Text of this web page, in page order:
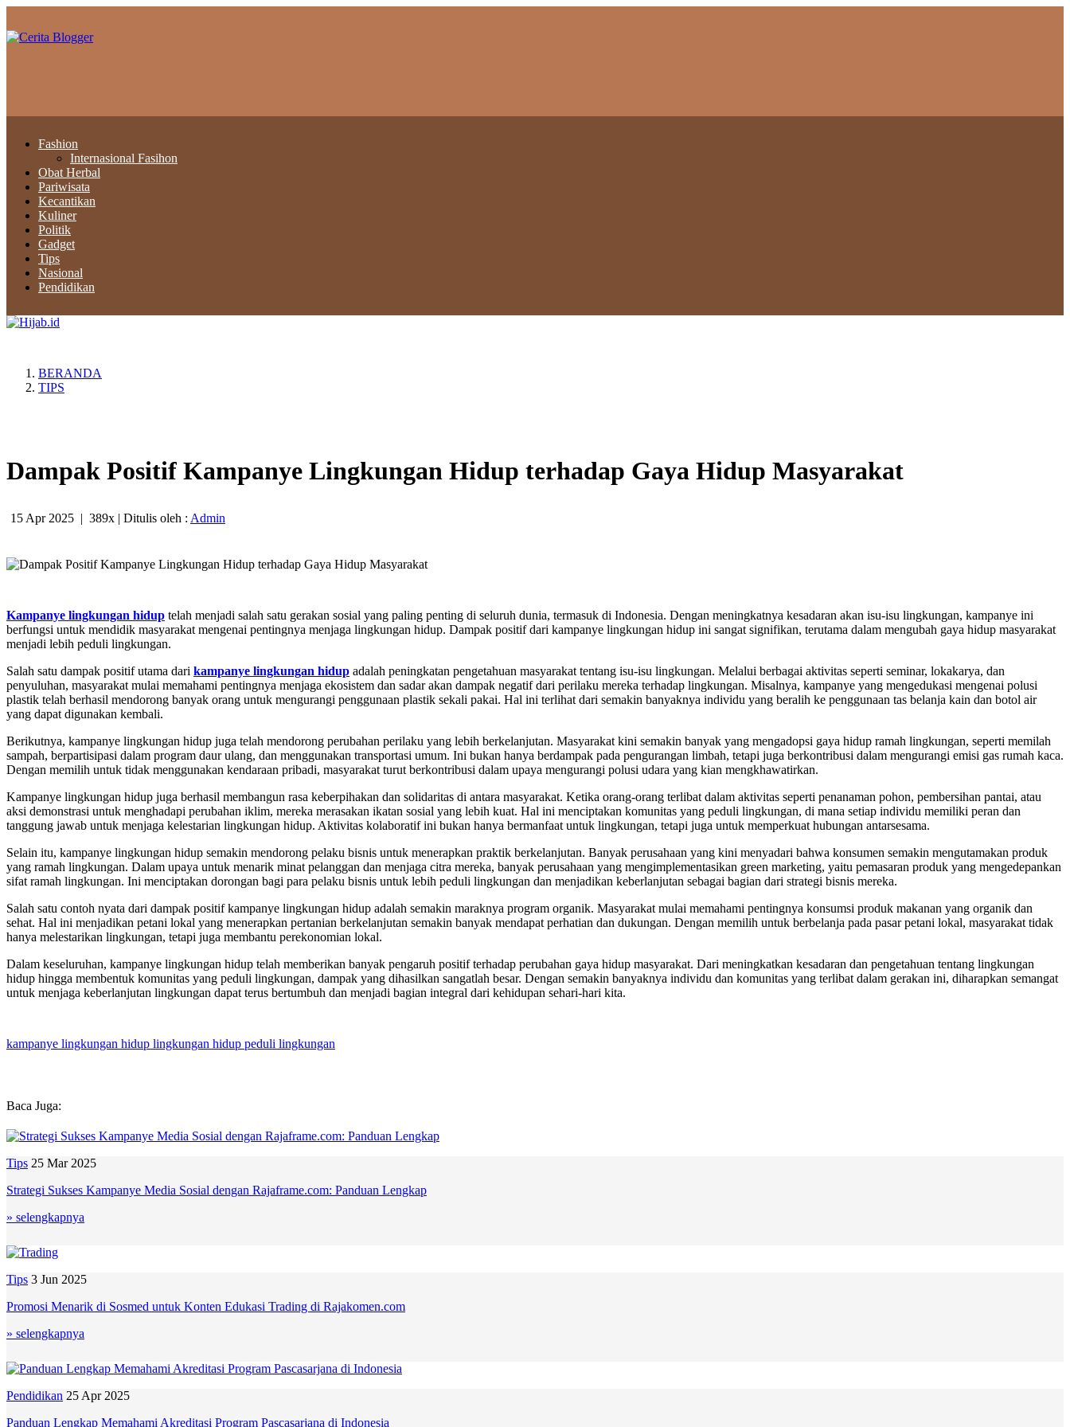
Fashion
Internasional Fasihon
Obat Herbal
Pariwisata
Kecantikan
Kuliner
Politik
Gadget
Tips
Nasional
Pendidikan
BERANDA
TIPS
Dampak Positif Kampanye Lingkungan Hidup terhadap Gaya Hidup Masyarakat
15 Apr 2025 | 389x | Ditulis oleh : Admin
Kampanye lingkungan hidup telah menjadi salah satu gerakan sosial yang paling penting di seluruh dunia, termasuk di Indonesia. Dengan meningkatnya kesadaran akan isu-isu lingkungan, kampanye ini
berfungsi untuk mendidik masyarakat mengenai pentingnya menjaga lingkungan hidup. Dampak positif dari kampanye lingkungan hidup ini sangat signifikan, terutama dalam mengubah gaya hidup masyarakat
menjadi lebih peduli lingkungan.
Salah satu dampak positif utama dari kampanye lingkungan hidup adalah peningkatan pengetahuan masyarakat tentang isu-isu lingkungan. Melalui berbagai aktivitas seperti seminar, lokakarya, dan
penyuluhan, masyarakat mulai memahami pentingnya menjaga ekosistem dan sadar akan dampak negatif dari perilaku mereka terhadap lingkungan. Misalnya, kampanye yang mengedukasi mengenai polusi
plastik telah berhasil mendorong banyak orang untuk mengurangi penggunaan plastik sekali pakai. Hal ini terlihat dari semakin banyaknya individu yang beralih ke penggunaan tas belanja kain dan botol air
yang dapat digunakan kembali.
Berikutnya, kampanye lingkungan hidup juga telah mendorong perubahan perilaku yang lebih berkelanjutan. Masyarakat kini semakin banyak yang mengadopsi gaya hidup ramah lingkungan, seperti memilah
sampah, berpartisipasi dalam program daur ulang, dan menggunakan transportasi umum. Ini bukan hanya berdampak pada pengurangan limbah, tetapi juga berkontribusi dalam mengurangi emisi gas rumah kaca.
Dengan memilih untuk tidak menggunakan kendaraan pribadi, masyarakat turut berkontribusi dalam upaya mengurangi polusi udara yang kian mengkhawatirkan.
Kampanye lingkungan hidup juga berhasil membangun rasa keberpihakan dan solidaritas di antara masyarakat. Ketika orang-orang terlibat dalam aktivitas seperti penanaman pohon, pembersihan pantai, atau
aksi demonstrasi untuk menghadapi perubahan iklim, mereka merasakan ikatan sosial yang lebih kuat. Hal ini menciptakan komunitas yang peduli lingkungan, di mana setiap individu memiliki peran dan
tanggung jawab untuk menjaga kelestarian lingkungan hidup. Aktivitas kolaboratif ini bukan hanya bermanfaat untuk lingkungan, tetapi juga untuk memperkuat hubungan antarsesama.
Selain itu, kampanye lingkungan hidup semakin mendorong pelaku bisnis untuk menerapkan praktik berkelanjutan. Banyak perusahaan yang kini menyadari bahwa konsumen semakin mengutamakan produk
yang ramah lingkungan. Dalam upaya untuk menarik minat pelanggan dan menjaga citra mereka, banyak perusahaan yang mengimplementasikan green marketing, yaitu pemasaran produk yang mengedepankan
sifat ramah lingkungan. Ini menciptakan dorongan bagi para pelaku bisnis untuk lebih peduli lingkungan dan menjadikan keberlanjutan sebagai bagian dari strategi bisnis mereka.
Salah satu contoh nyata dari dampak positif kampanye lingkungan hidup adalah semakin maraknya program organik. Masyarakat mulai memahami pentingnya konsumsi produk makanan yang organik dan
sehat. Hal ini menjadikan petani lokal yang menerapkan pertanian berkelanjutan semakin banyak mendapat perhatian dan dukungan. Dengan memilih untuk berbelanja pada pasar petani lokal, masyarakat tidak
hanya melestarikan lingkungan, tetapi juga membantu perekonomian lokal.
Dalam keseluruhan, kampanye lingkungan hidup telah memberikan banyak pengaruh positif terhadap perubahan gaya hidup masyarakat. Dari meningkatkan kesadaran dan pengetahuan tentang lingkungan
hidup hingga membentuk komunitas yang peduli lingkungan, dampak yang dihasilkan sangatlah besar. Dengan semakin banyaknya individu dan komunitas yang terlibat dalam gerakan ini, diharapkan semangat
untuk menjaga keberlanjutan lingkungan dapat terus bertumbuh dan menjadi bagian integral dari kehidupan sehari-hari kita.
kampanye lingkungan hidup lingkungan hidup peduli lingkungan
Baca Juga:
Tips 25 Mar 2025
Strategi Sukses Kampanye Media Sosial dengan Rajaframe.com: Panduan Lengkap
» selengkapnya
Tips 3 Jun 2025
Promosi Menarik di Sosmed untuk Konten Edukasi Trading di Rajakomen.com
» selengkapnya
Pendidikan 25 Apr 2025
Panduan Lengkap Memahami Akreditasi Program Pascasarjana di Indonesia